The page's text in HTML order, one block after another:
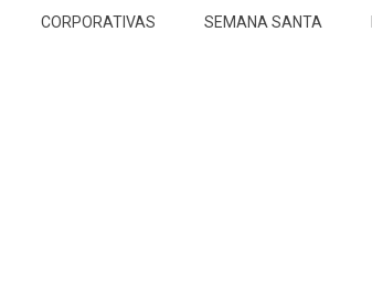
CORPORATIVAS SEMANA SANTA